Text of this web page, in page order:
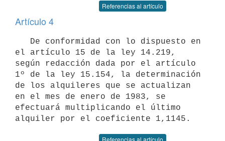
Referencias al artículo
Artículo 4
el artículo 15 de la ley 14.219,
según redacción dada por el artículo
1º de la ley 15.154, la determinación
de los alquileres que se actualizan
en el mes de enero de 1983, se
efectuará multiplicando el último
Referencias al artículo